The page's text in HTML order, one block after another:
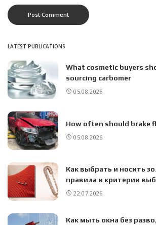
LATEST PUBLICATIONS
What cosmetic buyers
sourcing carbomer
05.08.2026
How often should brake
05.08.2026
Как выбрать и носить
правила и критерии
22.07.2026
Как мыть окна без